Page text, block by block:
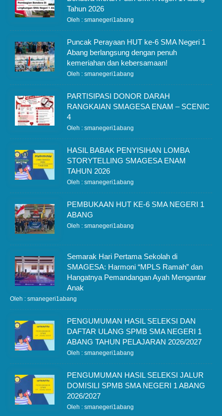
Tahun 2026
Oleh : smanegeri1abang
Puncak Perayaan HUT ke-6 SMA Negeri 1
Abang berlangsung dengan penuh
kemeriahan dan kebersamaan!
Oleh : smanegeri1abang
PARTISIPASI DONOR DARAH
RANGKAIAN SMAGESA ENAM – SCENIC
4
Oleh : smanegeri1abang
HASIL BABAK PENYISIHAN LOMBA
STORYTELLING SMAGESA ENAM
TAHUN 2026
Oleh : smanegeri1abang
PEMBUKAAN HUT KE-6 SMA NEGERI 1
ABANG
Oleh : smanegeri1abang
Semarak Hari Pertama Sekolah di
SMAGESA: Harmoni “MPLS Ramah” dan
Hangatnya Pemandangan Ayah Mengantar
Anak
Oleh : smanegeri1abang
PENGUMUMAN HASIL SELEKSI DAN
DAFTAR ULANG SPMB SMA NEGERI 1
ABANG TAHUN PELAJARAN 2026/2027
Oleh : smanegeri1abang
PENGUMUMAN HASIL SELEKSI JALUR
DOMISILI SPMB SMA NEGERI 1 ABANG
2026/2027
Oleh : smanegeri1abang